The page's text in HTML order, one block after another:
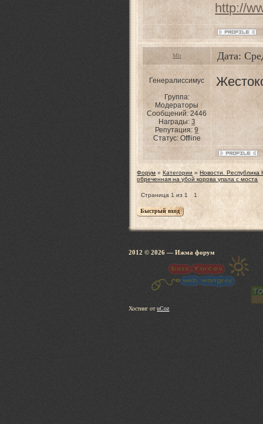
http://
Mir Дата:
Генералиссимус
Группа:
Модераторы
Сообщений:2446
Награды: 3
Репутация:9
Статус: Offline
Форум » Категории » Новости. Республика
обреченная на убой корова упала с моста
Страница 1из 1 1
2012 © 2026— Ижма
Хостинг отuCoz